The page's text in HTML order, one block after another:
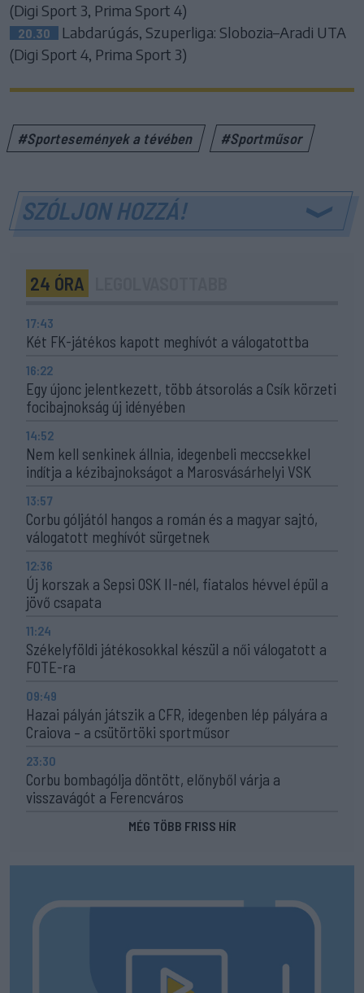
(Digi Sport 3, Prima Sport 4)
20.30
Labdarúgás, Szuperliga: Slobozia–Aradi UTA
(Digi Sport 4, Prima Sport 3)
#Sportesemények a tévében #Sportműsor
SZÓLJON HOZZÁ!
24 ÓRA
17:43
Két FK-játékos kapott meghívót a válogatottba
16:22
Egy újonc jelentkezett, több átsorolás a Csík körzeti
focibajnokság új idényében
14:52
Nem kell senkinek állnia, idegenbeli meccsekkel
indítja a kézibajnokságot a Marosvásárhelyi VSK
13:57
Corbu góljától hangos a román és a magyar sajtó,
válogatott meghívót sürgetnek
12:36
Új korszak a Sepsi OSK II-nél, fiatalos hévvel épül a
jövő csapata
11:24
Székelyföldi játékosokkal készül a női válogatott a
FOTE-ra
09:49
Hazai pályán játszik a CFR, idegenben lép pályára a
Craiova – a csütörtöki sportműsor
23:30
Corbu bombagólja döntött, előnyből várja a
visszavágót a Ferencváros
MÉG TÖBB FRISS HÍR